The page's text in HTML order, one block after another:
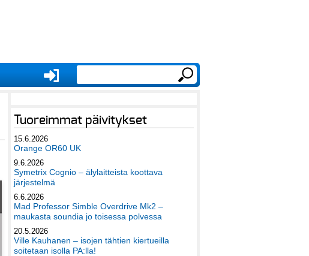
Tuoreimmat päivitykset
15.6.2026
Orange OR60 UK
9.6.2026
Symetrix Cognio – älylaitteista koottava
järjestelmä
6.6.2026
Mad Professor Simble Overdrive Mk2 –
maukasta soundia jo toisessa polvessa
20.5.2026
Ville Kauhanen – isojen tähtien kiertueilla
soitetaan isolla PA:lla!